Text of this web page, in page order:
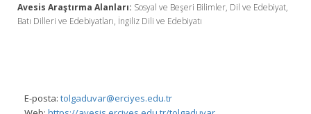
Avesis Araştırma Alanları: Sosyal ve Beşeri Bilimler, Dil ve Edebiyat,
Batı Dilleri ve Edebiyatları, İngiliz Dili ve Edebiyatı
E-posta: tolgaduvar@erciyes.edu.tr